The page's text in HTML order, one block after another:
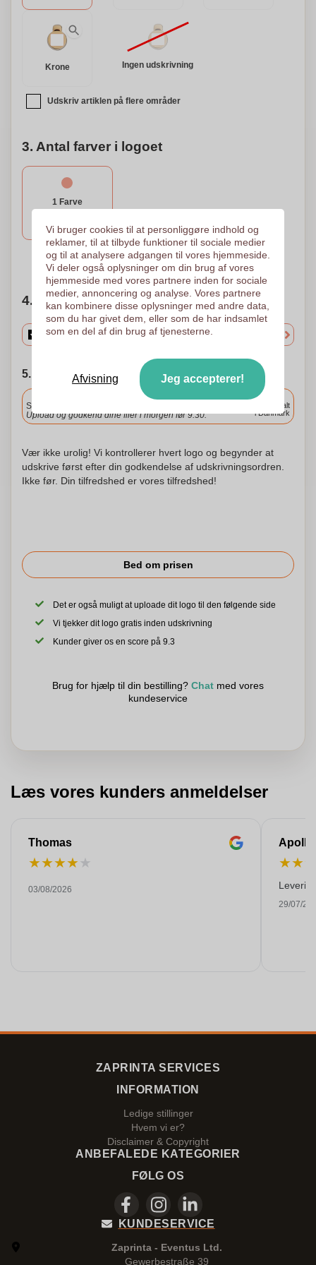
Krone Ingen udskrivning
Udskriv artiklen på flere områder
3. Antal farver i logoet
1 Farve
Brug for hjælp?Hjælp mig med at vælge
4. Vælg mængden
5. Vælg forsendelsesdato
Inkluderet
Standard levering
Upload og godkend dine filer i morgen før 9:30.
Levering overalt
i Danmark
Vær ikke urolig! Vi kontrollerer hvert logo og begynder at
udskrive først efter din godkendelse af udskrivningsordren.
Ikke før. Din tilfredshed er vores tilfredshed!
Bed om prisen
Det er også muligt at uploade dit logo til den følgende side
Vi tjekker dit logo gratis inden udskrivning
Kunder giver os en score på 9.3
Brug for hjælp til din bestilling? Chat med vores
kundeservice
Læs vores kunders anmeldelser
Thomas
★★★★★
03/08/2026
★★
29/07/
ZAPRINTA SERVICES
INFORMATION
Ledige stillinger
Hvem vi er?
Disclaimer & Copyright
ANBEFALEDE KATEGORIER
FØLG OS
KUNDESERVICE
Zaprinta - Eventus Ltd.
Gewerbestraße 39
Vi bruger cookies til at personliggøre indhold og
reklamer, til at tilbyde funktioner til sociale medier
og til at analysere adgangen til vores hjemmeside.
Vi deler også oplysninger om din brug af vores
hjemmeside med vores partnere inden for sociale
medier, annoncering og analyse. Vores partnere
kan kombinere disse oplysninger med andre data,
som du har givet dem, eller som de har indsamlet
som en del af din brug af tjenesterne.
Afvisning Jeg accepterer!